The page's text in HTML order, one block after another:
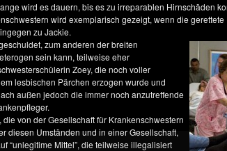
wird es dauern, bis es zu irreparablen Hirnschäden
wird exemplarisch gezeigt, wenn die
zu Jackie.
zum anderen der breiten
sein kann, teilweise eher
Zoey, die noch voller
lesbischen Pärchen erzogen wurde und
außen jedoch die immer noch anzutreffende
von der Gesellschaft für Krankenschwestern
diesen Umständen und in einer Gesellschaft,
“unlegitime Mittel”, die teilweise illegalisiert